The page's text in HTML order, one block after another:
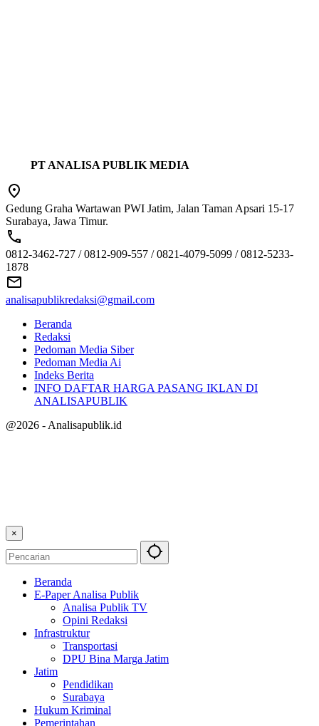
PT ANALISA PUBLIK MEDIA
Gedung Graha Wartawan PWI Jatim, Jalan Taman Apsari 15-17
Surabaya, Jawa Timur.
0812-3462-727 / 0812-909-557 / 0821-4079-5099 / 0812-5233-
1878
analisapublikredaksi@gmail.com
Beranda
Redaksi
Pedoman Media Siber
Pedoman Media Ai
Indeks Berita
INFO DAFTAR HARGA PASANG IKLAN DI
ANALISAPUBLIK
@2026 - Analisapublik.id
×
Beranda
E-Paper Analisa Publik
Analisa Publik TV
Opini Redaksi
Infrastruktur
Transportasi
DPU Bina Marga Jatim
Jatim
Pendidikan
Surabaya
Hukum Kriminal
Pemerintahan